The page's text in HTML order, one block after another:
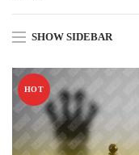
SHOW SIDEBAR
HOT